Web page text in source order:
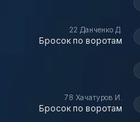
22 Данченко Д.
Бросок по воротам
78 Хачатуров И.
Бросок по воротам